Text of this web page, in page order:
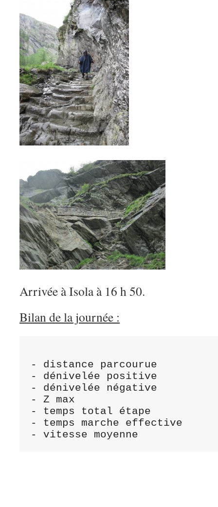
Arrivée à Isola à 16 h 50.
Bilan de la journée :
- distance parcourue		4,64 km		25,2 km		29,84 km (bus + 7,4 km)
- dénivelée positive		123 m		950 m		1 073 m (hors bus)
- dénivelée négative		363 m		1 186 m		1 549 m (hors bus)
- Z max								2 295 m
- temps total étape		1 h 35		7 h 15		8 h 50 (- 30 mn bus)
- temps marche effective	1 h 00		6 h 40		7 h 40